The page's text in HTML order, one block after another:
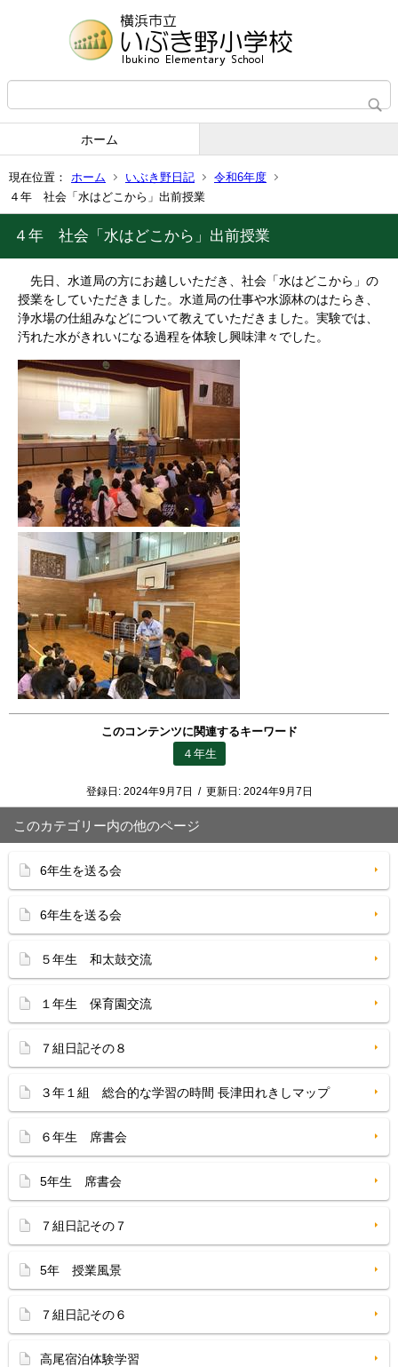
ホーム
現在位置： ホーム いぶき野日記
令和6年度
４年 社会「水はどこから」出前授業
４年 社会「水はどこから」出前授業
先日、水道局の方にお越しいただき、社会「水はどこから」の
授業をしていただきました。水道局の仕事や水源林のはたらき、
浄水場の仕組みなどについて教えていただきました。実験では、
汚れた水がきれいになる過程を体験し興味津々でした。
このコンテンツに関連するキーワード
４年生
登録日: 2024年9月7日 / 更新日: 2024年9月7日
このカテゴリー内の他のページ
6年生を送る会
6年生を送る会
５年生 和太鼓交流
１年生 保育園交流
７組日記その８
３年１組 総合的な学習の時間 長津田れきしマップ
６年生 席書会
5年生 席書会
７組日記その７
5年 授業風景
７組日記その６
高尾宿泊体験学習